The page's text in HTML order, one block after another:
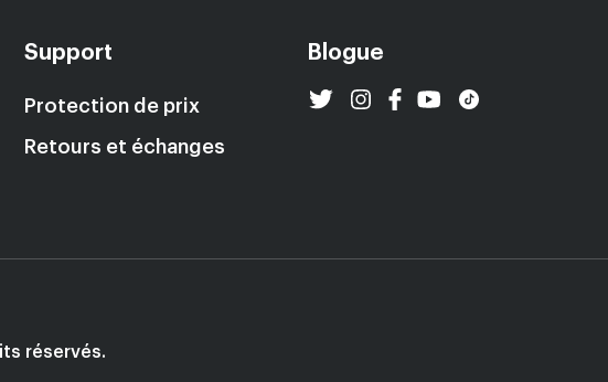
Support
Protection de prix
Retours et échanges
Blogue
réservés.